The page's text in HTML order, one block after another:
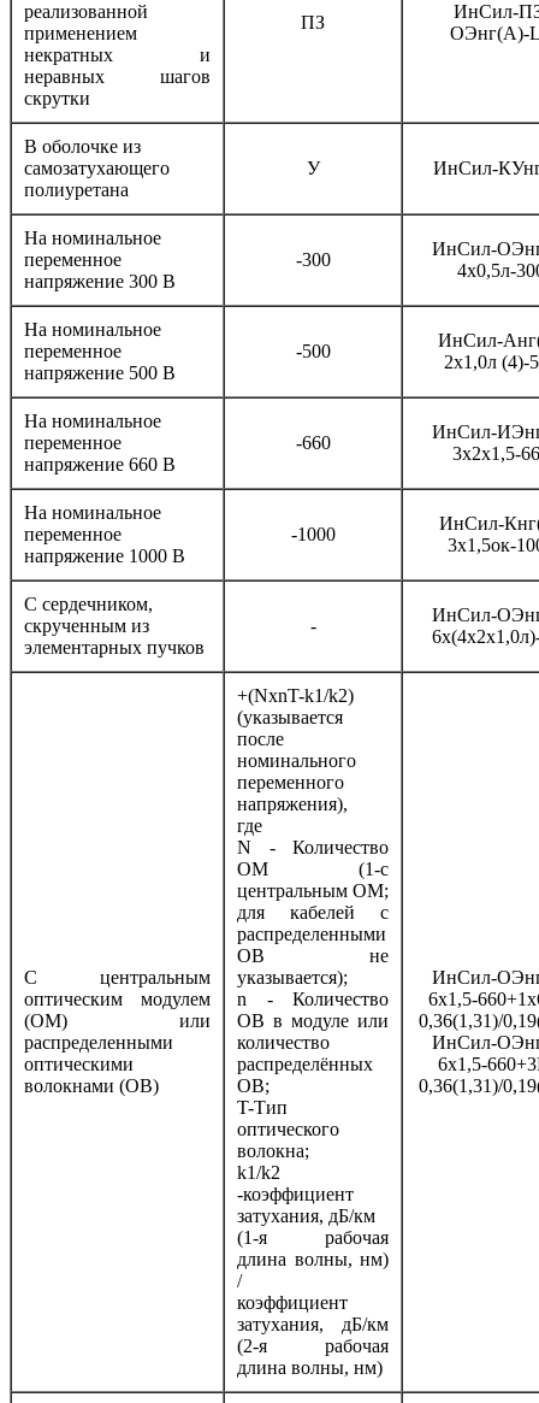
реализованной
применением
некратных и
неравных шагов
скрутки
ПЗ
ИнСил-
ОЭнг(А)-
В оболочке из
самозатухающего
полиуретана
У ИнСил-
На номинальное
переменное
напряжение 300 В
-300
ИнСил-
4х0,5л-
На номинальное
переменное
напряжение 500 В
-500
ИнСил-
2х1,0л (4)-
На номинальное
переменное
напряжение 660 В
-660
ИнСил-
3х2х1,5-
На номинальное
переменное
напряжение 1000 В
-1000
ИнСил-
3х1,5ок-
С сердечником,
скрученным из
элементарных пучков
-
ИнСил-
С центральным
оптическим модулем
(ОМ) или
распределенными
оптическими
волокнами (ОВ)
+(NxnT-k1/k2)
(указывается
после
номинального
переменного
напряжения),
где
N - Количество
ОМ (1-с
центральным ОМ;
для кабелей с
распределенными
ОВ не
указывается);
n - Количество
ОВ в модуле или
количество
распределённых
ОВ;
T-Тип
оптического
волокна;
k1/k2
-коэффициент
затухания, дБ/км
(1-я рабочая
длина волны, нм)
/
коэффициент
затухания, дБ/км
(2-я рабочая
длина волны, нм)
ИнСил-
6х1,5-
0,36(1,31)/
ИнСил-
6х1,5-
0,36(1,31)/